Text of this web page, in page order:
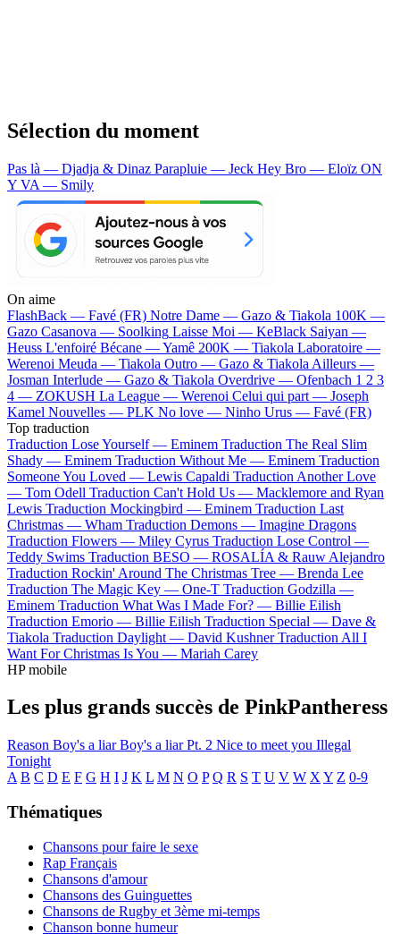
Sélection du moment
Pas là — Djadja & Dinaz Parapluie — Jeck Hey Bro — Eloïz ON
Y VA — Smily
On aime
FlashBack — Favé (FR) Notre Dame — Gazo & Tiakola 100K —
Gazo Casanova — Soolking Laisse Moi — KeBlack Saiyan —
Heuss L'enfoiré Bécane —Yamê 200K — Tiakola Laboratoire —
Werenoi Meuda — Tiakola Outro — Gazo & Tiakola Ailleurs —
Josman Interlude — Gazo & Tiakola Overdrive — Ofenbach 1 2 3
4 — ZOKUSH La League — Werenoi Celui qui part — Joseph
Kamel Nouvelles — PLK No love — Ninho Urus — Favé (FR)
Top traduction
Traduction Lose Yourself — Eminem Traduction The Real Slim
Shady — Eminem Traduction Without Me — Eminem Traduction
Someone You Loved — Lewis Capaldi Traduction Another Love
— Tom Odell Traduction Can't Hold Us — Macklemore and Ryan
Lewis Traduction Mockingbird — Eminem Traduction Last
Christmas — Wham Traduction Demons — Imagine Dragons
Traduction Flowers — Miley Cyrus Traduction Lose Control —
Teddy Swims Traduction BESO — ROSALÍA & Rauw Alejandro
Traduction Rockin' Around The Christmas Tree — Brenda Lee
Traduction The Magic Key — One-T Traduction Godzilla —
Eminem Traduction What Was I Made For? — Billie Eilish
Traduction Emorio — Billie Eilish Traduction Special — Dave &
Tiakola Traduction Daylight — David Kushner Traduction All I
Want For Christmas Is You — Mariah Carey
HP mobile
Les plus grands succès de PinkPantheress
Reason Boy's a liarBoy's a liar Pt. 2 Nice to meet you Illegal
Tonight
A B C D E F G H I J K L M N O P Q R S T U V W X Y Z 0-9
Thématiques
Chansons pour faire le sexe
Rap Français
Chansons d'amour
Chansons des Guinguettes
Chansons de Rugby et 3ème mi-temps
Chanson bonne humeur